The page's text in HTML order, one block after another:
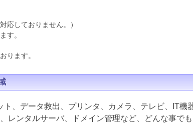
応しておりません。）
す。
ります。
、データ救出、プリンタ、カメラ、テレビ、IT機
レンタルサーバ、ドメイン管理など、どんな事で